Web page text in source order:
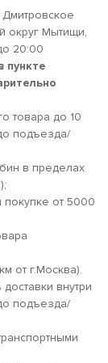
округ Мытищи,
20:00
пункте
товара до 10
подъезда/
в пределах
покупке от 5000
от г.Москва).
внутри
подъезда/